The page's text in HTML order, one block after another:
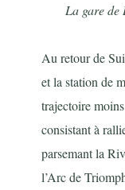
La gare de
Au retour de
et la station de
trajectoire
consistant à
parsemant la
l’Arc de